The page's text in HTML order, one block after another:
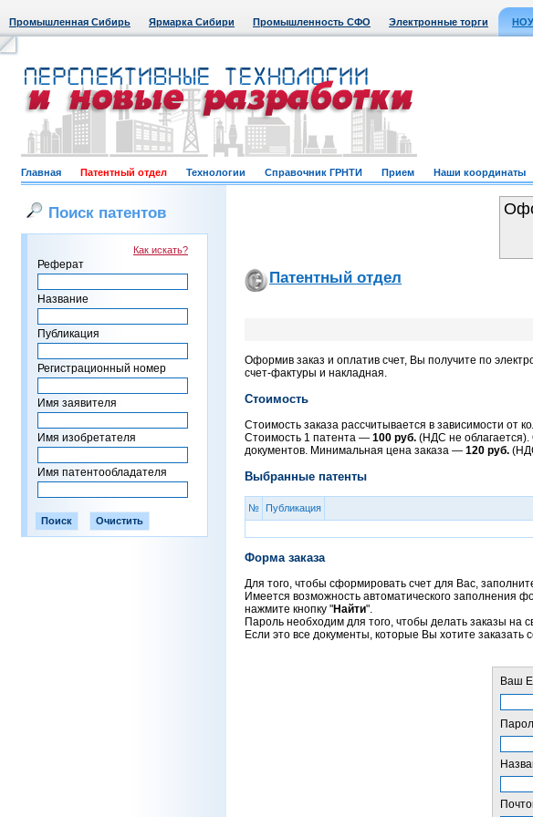
Промышленная Сибирь Ярмарка Сибири Промышленность СФО Электронные торги
Главная Патентный отдел Технологии Справочник ГРНТИ Прием Наши координаты
Поиск патентов
Как искать?
Реферат
Название
Публикация
Регистрационный номер
Имя заявителя
Имя изобретателя
Имя патентообладателя
Патентный отдел
Оформив заказ и оплатив счет, Вы получите по
счет-фактуры и накладная.
Стоимость
Стоимость заказа рассчитывается в зависимости от
Стоимость 1 патента — 100 руб. (НДС не облагается).
документов. Минимальная цена заказа — 120 руб.
Выбранные патенты
№ Публикация
Форма заказа
Для того, чтобы сформировать счет для Вас,
Имеется возможность автоматического заполнения
нажмите кнопку "Найти".
Пароль необходим для того, чтобы делать заказы на
Если это все документы, которые Вы хотите заказать
Ваш